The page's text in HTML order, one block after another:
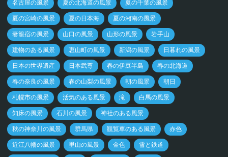
名古屋の風景 夏の北海道の風景 夏の千葉の風景
夏の宮崎の風景 夏の日本海 夏の湘南の風景
妻籠宿の風景 山口の風景 山形の風景 岩手山
建物のある風景 恵山町の風景 新潟の風景 日暮れの風景
日本の世界遺産 日本武尊 春の伊豆半島 春の北海道
春の奈良の風景 春の山梨の風景 朝の風景 朝日
札幌市の風景 活気のある風景 滝 白馬の風景
知床の風景 石川の風景 神社のある風景
秋の神奈川の風景 群馬県 観覧車のある風景 赤色
近江八幡の風景 里山の風景 金色 雪と鉄道